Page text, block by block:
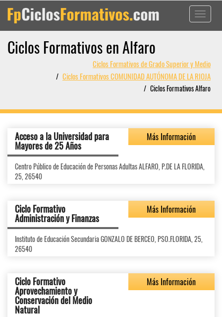
Toggle
Ciclos Formativos en Alfaro
Ciclos Formativos de Grado Superior y Medio
Ciclos Formativos COMUNIDAD AUTÓNOMA DE LA RIOJA
Ciclos Formativos Alfaro
Acceso a la Universidad para
Mayores de 25 Años
Más Información
Centro Público de Educación de Personas Adultas ALFARO, P.DE LA FLORIDA,
25, 26540
Ciclo Formativo
Administración y Finanzas
Más Información
Instituto de Educación Secundaria GONZALO DE BERCEO, PSO.FLORIDA, 25,
26540
Ciclo Formativo
Aprovechamiento y
Conservación del Medio
Natural
Más Información